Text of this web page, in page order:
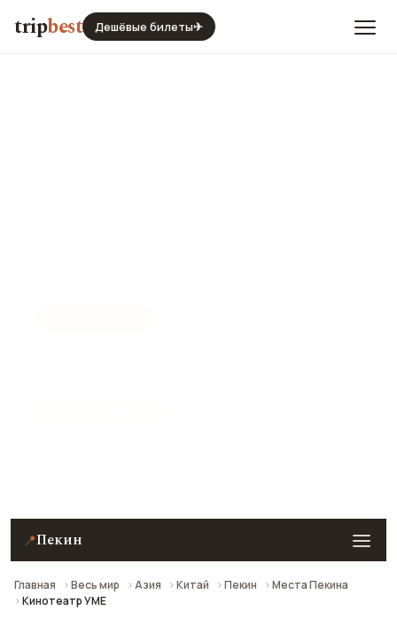
tripbest Дешёвые билеты✈
📍Пекин
Главная Весь мир Азия Китай Пекин
Места Пекина
Кинотеатр УМЕ